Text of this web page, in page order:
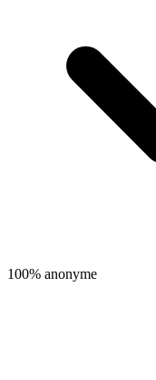
100% anonyme